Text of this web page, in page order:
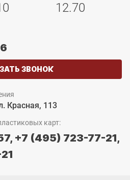
12.70
ЗВОНОК
Красная, 113
карт:
+7 (495) 723-77-21,